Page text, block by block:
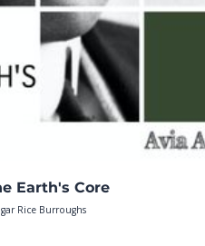
Earth's Core
Rice Burroughs